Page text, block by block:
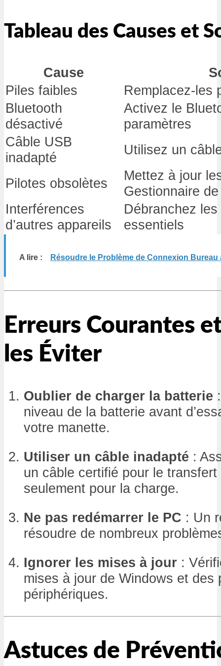
Tableau des Causes et
Cause
Piles faibles
Remplacez-les
Bluetooth
désactivé
Activez le
paramètres
Câble USB
inadapté
Utilisez un
Pilotes obsolètes
Mettez à jour
Gestionnaire
Interférences
d’autres appareils
Débranchez
essentiels
A lire : Résoudre le Problème de Connexion
Erreurs Courantes
les Éviter
Oublier de charger la batterie
niveau de la batterie avant
votre manette.
Utiliser un câble inadapté :
un câble certifié pour le
seulement pour la charge.
Ne pas redémarrer le PC : Un
résoudre de nombreux
Ignorer les mises à jour :
mises à jour de Windows et des
périphériques.
Astuces de